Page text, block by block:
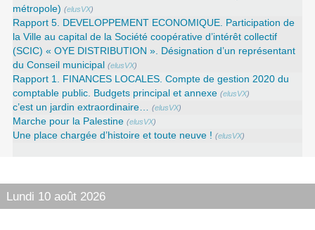
métropole) (elusVX)
Rapport 5. DEVELOPPEMENT ECONOMIQUE. Participation de
la Ville au capital de la Société coopérative d’intérêt collectif
(SCIC) « OYE DISTRIBUTION ». Désignation d’un représentant
du Conseil municipal (elusVX)
Rapport 1. FINANCES LOCALES. Compte de gestion 2020 du
comptable public. Budgets principal et annexe (elusVX)
c’est un jardin extraordinaire… (elusVX)
Marche pour la Palestine (elusVX)
Une place chargée d’histoire et toute neuve ! (elusVX)
Lundi 10 août 2026